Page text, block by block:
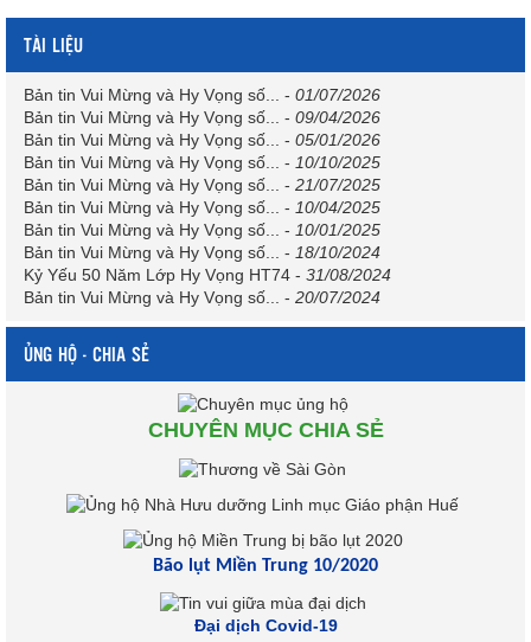
TÀI LIỆU
Bản tin Vui Mừng và Hy Vọng số... - 01/07/2026
Bản tin Vui Mừng và Hy Vọng số...
- 09/04/2026
Bản tin Vui Mừng và Hy Vọng số...
- 05/01/2026
Bản tin Vui Mừng và Hy Vọng số...
- 10/10/2025
Bản tin Vui Mừng và Hy Vọng số...
- 21/07/2025
Bản tin Vui Mừng và Hy Vọng số...
- 10/04/2025
Bản tin Vui Mừng và Hy Vọng số...
- 10/01/2025
Bản tin Vui Mừng và Hy Vọng số...
- 18/10/2024
Kỷ Yếu 50 Năm Lớp Hy Vọng HT74 - 31/08/2024
Bản tin Vui Mừng và Hy Vọng số...
- 20/07/2024
ỦNG HỘ - CHIA SẺ
CHUYÊN MỤC CHIA SẺ
Bão lụt Miền Trung 10/2020
Đại dịch Covid-19